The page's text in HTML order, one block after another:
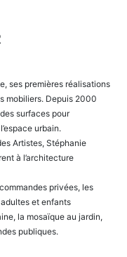
ses premières réalisations
mobiliers. Depuis 2000
surfaces pour
urbain.
Artistes, Stéphanie
à l’architecture
privées, les
et enfants
la mosaïque au jardin,
publiques.